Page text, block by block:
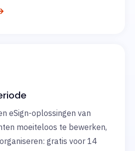
eSign-oplossingen van
moeiteloos te bewerken,
gratis voor 14